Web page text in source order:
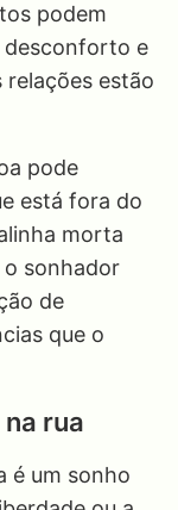
podem
desconforto e
relações estão
pode
está fora do
morta
sonhador
de
que o
rua
é um sonho